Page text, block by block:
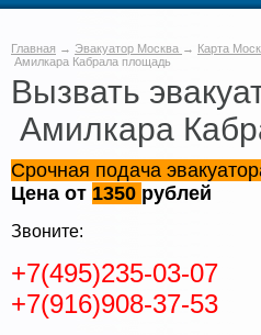
Главная → Эвакуатор Москва → Карта
Амилкара Кабрала площадь
Вызвать
Амилкара
Срочная подача
Цена от 1350 рублей
Звоните:
+7(495)235-03-07
+7(916)908-37-53